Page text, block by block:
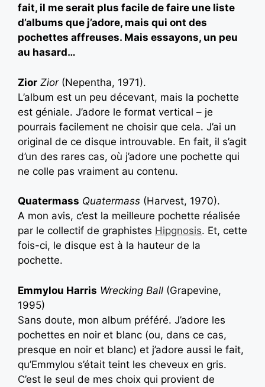
fait, il me serait plus facile de faire une liste
d’albums que j’adore, mais qui ont des
pochettes affreuses. Mais essayons, un peu
au hasard…
Zior Zior(Nepentha, 1971).
L’album est un peu décevant, mais la pochette
est géniale. J’adore le format vertical – je
pourrais facilement ne choisir que cela. J’ai un
original de ce disque introuvable. En fait, il s’agit
d’un des rares cas, où j’adore une pochette qui
ne colle pas vraiment au contenu.
Quatermass Quatermass (Harvest, 1970).
A mon avis, c’est la meilleure pochette réalisée
par le collectif de graphistes Hipgnosis. Et, cette
fois-ci, le disque est à la hauteur de la
pochette.
Emmylou Harris Wrecking Ball (Grapevine,
1995)
Sans doute, mon album préféré. J’adore les
pochettes en noir et blanc (ou, dans ce cas,
presque en noir et blanc) et j’adore aussi le fait,
qu’Emmylou s’était teint les cheveux en gris.
C’est le seul de mes choix qui provient de